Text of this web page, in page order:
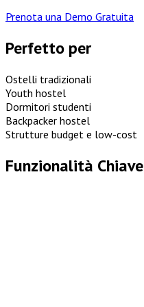
Prenota una Demo Gratuita
Perfetto per
Ostelli tradizionali
Youth hostel
Dormitori studenti
Backpacker hostel
Strutture budget e low-cost
Funzionalità Chiave